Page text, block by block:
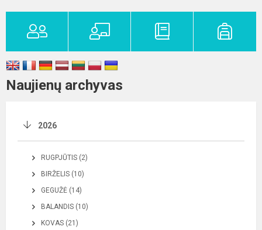
Naujienų archyvas
2026
RUGPJŪTIS (2)
BIRŽELIS (10)
GEGUŽĖ (14)
BALANDIS (10)
KOVAS (21)